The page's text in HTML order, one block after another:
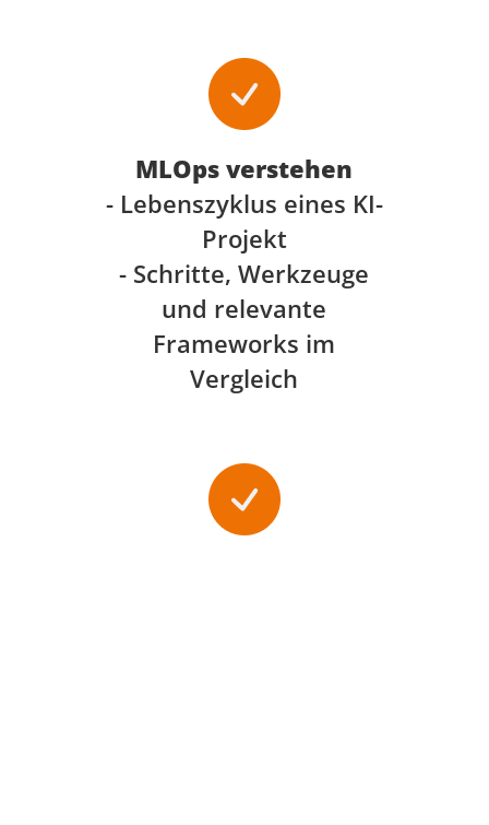
MLOps verstehen
- Lebenszyklus eines KI-
Projekt
- Schritte, Werkzeuge
und relevante
Frameworks im
Vergleich